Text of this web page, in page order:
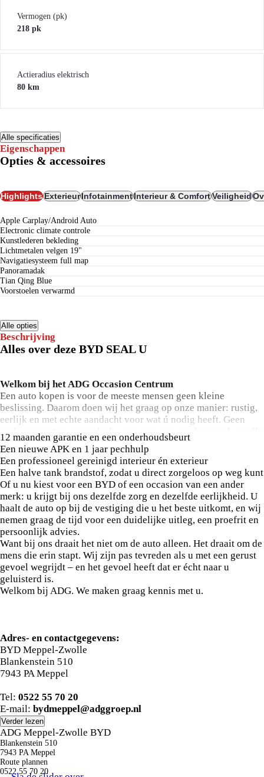
Vermogen (pk)
218 pk
Actieradius elektrisch
80 km
Alle specificaties
Eigenschappen
Opties & accessoires
HighlightsExterieurInfotainmentInterieur & ComfortVeiligheid
Apple Carplay/Android Auto
electronic climate controle
kunstlederen bekleding
lichtmetalen velgen 19"
navigatiesysteem full map
panoramadak
Tian Qing Blue
voorstoelen verwarmd
Alle opties
Beschrijving
Alles over deze BYD SEAL U
Welkom bij het ADG Occasion Centrum
Een auto kopen is voor de meeste mensen geen kleine
beslissing. Daarom doen wij het graag op onze manier: rustig,
eerlijk en met echte aandacht voor wat ú nodig heeft. Geen
verkooppraatjes, geen druk – gewoon een goed gesprek en alle
tijd voor uw vragen.
De auto die u nu bekijkt is met zorg uitgekozen en staat
volledig rijklaar voor u klaar. En onze prijs is altijd compleet.
Wat u ziet, is wat u betaalt – geen verrassingen of kosten
achteraf.
Het volledige rijklaarmaakpakket (t.w.v. €599) zit daarom al in
de prijs inbegrepen. Daarmee krijgt u:
12 maanden garantie en een onderhoudsbeurt
Een nieuwe APK en 1 jaar pechhulp
Een professioneel gereinigd interieur én exterieur
Een halve tank brandstof, zodat u direct zorgeloos op weg kunt
Of u nu kiest voor een BYD of een occasion van een ander
merk: u krijgt bij ons dezelfde zorg en dezelfde eerlijkheid. U
haalt de auto op bij de vestiging die u het beste uitkomt, en wij
nemen graag de tijd voor een duidelijke uitleg, een proefrit en
persoonlijk advies.
Want bij ons draait het niet om de auto alleen. Het draait om de
mens die erin stapt. Wij zijn pas tevreden als u met een gerust
gevoel wegrijdt – en het gevoel heeft dat er écht naar u
geluisterd is.
Welkom bij ADG. We maken graag kennis met u.
Adres- en contactgegevens:
BYD Meppel-Zwolle
Blankenstein 510
7943 PA Meppel
Tel: 0522 55 70 20
E-mail: bydmeppel@adggroep.nl
Verder lezen
ADG Meppel-Zwolle BYD
Blankenstein 510
7943 PA Meppel
Route plannen
0522 55 70 20